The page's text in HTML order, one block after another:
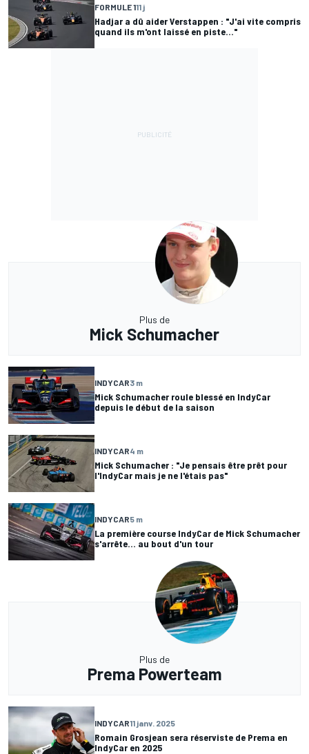
FORMULE 111 j
Hadjar a dû aider Verstappen : "J'ai vite compris
quand ils m'ont laissé en piste..."
Plus de
Mick Schumacher
INDYCAR3 m
Mick Schumacher roule blessé en IndyCar
depuis le début de la saison
INDYCAR4 m
Mick Schumacher : "Je pensais être prêt pour
l'IndyCar mais je ne l'étais pas"
INDYCAR5 m
La première course IndyCar de Mick Schumacher
s'arrête... au bout d'un tour
Plus de
Prema Powerteam
INDYCAR11 janv. 2025
Romain Grosjean sera réserviste de Prema en
IndyCar en 2025